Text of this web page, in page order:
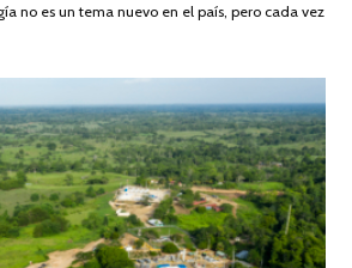
DE
no es un tema nuevo en el país, pero cada vez